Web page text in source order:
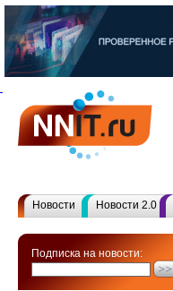
Новости Новости 2.0
Подписка на новости: